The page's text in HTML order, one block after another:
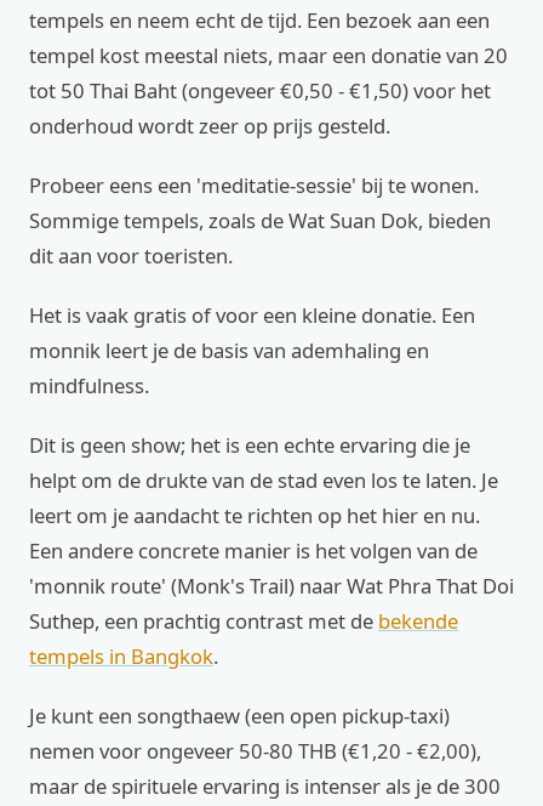
tempels en neem echt de tijd. Een bezoek aan een
tempel kost meestal niets, maar een donatie van 20
tot 50 Thai Baht (ongeveer €0,50 - €1,50) voor het
onderhoud wordt zeer op prijs gesteld.
Probeer eens een 'meditatie-sessie' bij te wonen.
Sommige tempels, zoals de Wat Suan Dok, bieden
dit aan voor toeristen.
Het is vaak gratis of voor een kleine donatie. Een
monnik leert je de basis van ademhaling en
mindfulness.
Dit is geen show; het is een echte ervaring die je
helpt om de drukte van de stad even los te laten. Je
leert om je aandacht te richten op het hier en nu.
Een andere concrete manier is het volgen van de
'monnik route' (Monk's Trail) naar Wat Phra That Doi
Suthep, een prachtig contrast met de bekende
tempels in Bangkok.
Je kunt een songthaew (een open pickup-taxi)
nemen voor ongeveer 50-80 THB (€1,20 - €2,00),
maar de spirituele ervaring is intenser als je de 300